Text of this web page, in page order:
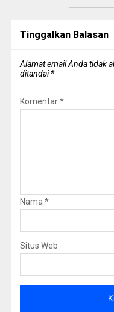
Tinggalkan Balasan
Alamat email Anda tidak
ditandai*
Komentar*
Nama *
Situs Web